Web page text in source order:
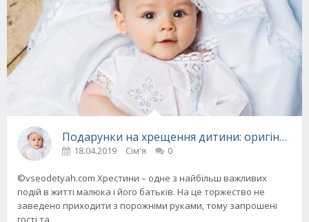
Подарунки на хрещення дитини:
18.04.2019 Сім'я 0
©vseodetyah.com Хрестини – одне з найбільш важливих
подій в житті малюка і його батьків. На це торжество не
заведено приходити з порожніми руками, тому запрошені
гості та